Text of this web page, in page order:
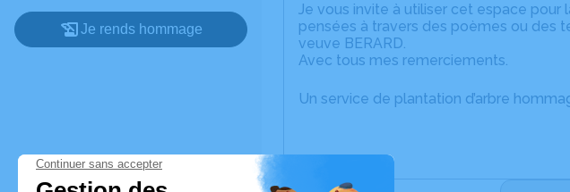
Je rends hommage
Je vous invite à utiliser cet espace
pensées à travers des poèmes ou des
veuve BERARD.
Avec tous mes remerciements.
Un service de plantation d’arbre